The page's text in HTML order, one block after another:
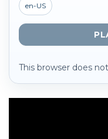
en-US
This browser does